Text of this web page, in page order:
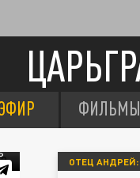
ФИЛЬМЫ
ОТЕЦ